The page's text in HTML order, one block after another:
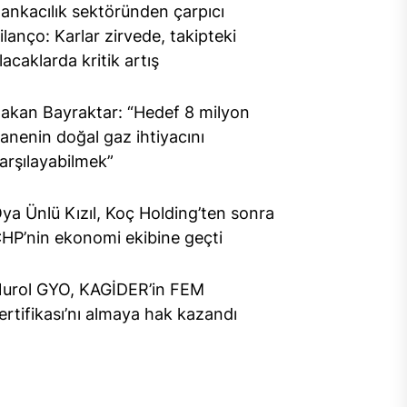
sektöründen çarpıcı
Karlar zirvede, takipteki
kritik artış
Bayraktar: “Hedef 8 milyon
doğal gaz ihtiyacını
Ünlü Kızıl, Koç Holding’ten sonra
ekonomi ekibine geçti
GYO, KAGİDER’in FEM
almaya hak kazandı